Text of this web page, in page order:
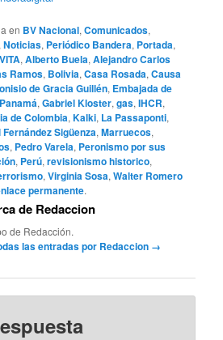
en BV Nacional,Comunicados,
,Noticias, Periódico Bandera, Portada,
,Alberto Buela,Alejandro Carlos
Ramos, Bolivia,Casa Rosada,Causa
de Gracia Guillén, Embajada de
,Gabriel Kloster,gas,IHCR,
de Colombia,Kalki, La Passaponti,
Fernández Sigüenza,Marruecos,
, Pedro Varela, Peronismo por sus
, Perú,revisionismo historico,
,Virginia Sosa,Walter Romero
permanente.
de Redaccion
de Redacción.
las entradas por Redaccion →